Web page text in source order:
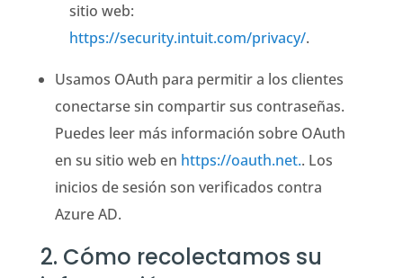
sitio web:
https://security.intuit.com/privacy/.
Usamos OAuth para permitir a los clientes
conectarse sin compartir sus contraseñas.
Puedes leer más información sobre OAuth
en su sitio web en https://oauth.net.. Los
inicios de sesión son verificados contra
Azure AD.
2. Cómo recolectamos su